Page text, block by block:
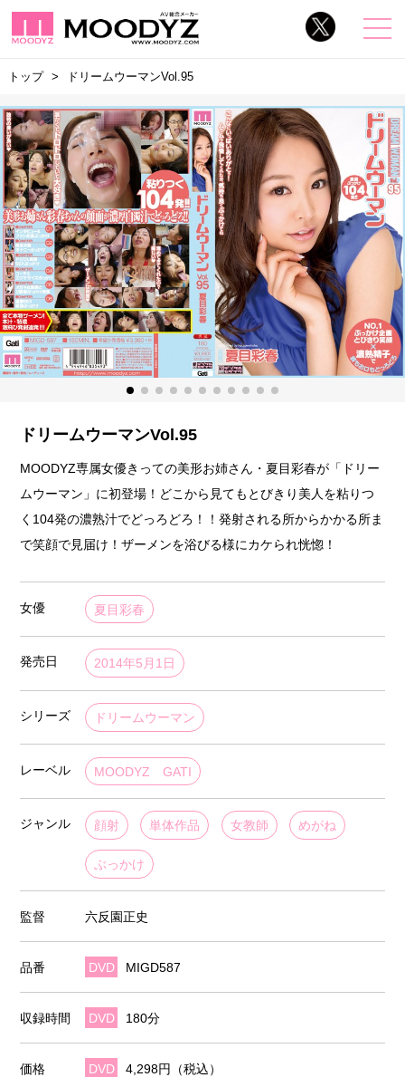
トップ ドリームウーマンVol.95
ドリームウーマンVol.95
MOODYZ専属女優きっての美形お姉さん・夏目彩春が「ドリー
ムウーマン」に初登場！どこから見てもとびきり美人を粘りつ
く104発の濃熟汁でどっろどろ！！発射される所からかかる所ま
で笑顔で見届け！ザーメンを浴びる様にカケられ恍惚！
女優 夏目彩春
発売日 2014年5月1日
シリーズ ドリームウーマン
レーベル MOODYZ GATI
ジャンル 顔射 単体作品 女教師 めがね
ぶっかけ
監督 六反園正史
品番 DVD MIGD587
収録時間 DVD 180分
価格 DVD 4,298円（税込）